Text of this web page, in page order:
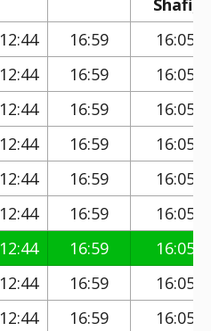
Shafi)
12:44 16:59
16:05
12:44 16:59
16:05
12:44 16:59
16:05
12:44 16:59
16:05
12:44 16:59
16:05
12:44 16:59
16:05
12:44 16:59
16:05
12:44 16:59
16:05
12:44 16:59
16:05